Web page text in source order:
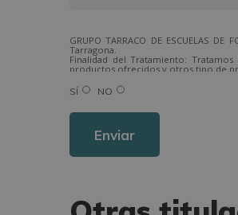
GRUPO TARRACO DE ESCUELAS
Tarragona.
Finalidad del Tratamiento:
productos ofrecidos y otros tipo de
Derechos: Puede ejercitar sus
Para más información consulte
SÍ NO